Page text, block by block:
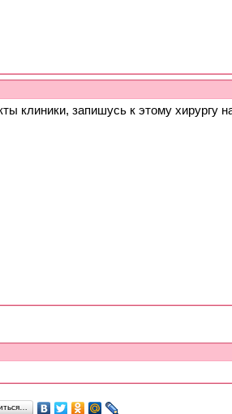
клиники, запишусь к этому хирургу